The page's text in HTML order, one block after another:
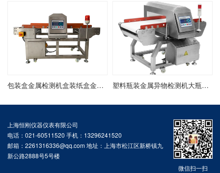
包装盒金属检测机盒装纸盒金属检测探测机盒装产品金检机 塑料瓶装金属异物检测机大瓶装金属检测机在线瓶装金检机
微信扫一扫
上海恒刚仪器仪表有限公司
电话：021-60511520 手机：13296241520
邮箱：2261316336@qq.com 地址：上海市松江区新桥镇九
新公路2888号5号楼